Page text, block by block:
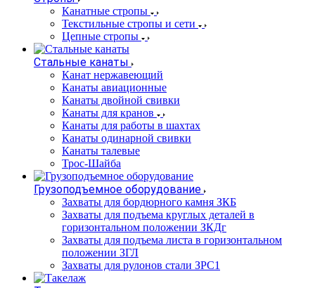
Канатные стропы
Текстильные стропы и сети
Цепные стропы
Стальные канаты
Канат нержавеющий
Канаты авиационные
Канаты двойной свивки
Канаты для кранов
Канаты для работы в шахтах
Канаты одинарной свивки
Канаты талевые
Трос-Шайба
Грузоподъемное оборудование
Захваты для бордюрного камня ЗКБ
Захваты для подъема круглых деталей в
горизонтальном положении ЗКДг
Захваты для подъема листа в горизонтальном
положении ЗГЛ
Захваты для рулонов стали ЗРС1